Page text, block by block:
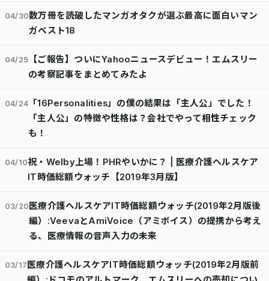
04/30数万冊を読破したマンガオタクが選ぶ最高に面白いマン
ガベスト18
04/25
【ご報告】ついにYahooニュースデビュー！エムスリー
の考察記事をまとめてみたよ
04/24 「16Personalities」の僕の結果は「主人公」でした！
「主人公」の特徴や性格は？会社でやって相性チェック
も！
04/10祝・Welby上場！PHRやいかに？ | 医療介護ヘルスケア
IT時価総額ウォッチ【2019年3月版】
03/20医療介護ヘルスケアIT時価総額ウォッチ(2019年2月版後
編）:VeevaとAmiVoice（アミボイス）の提携から考え
る、医療情報の音声入力の未来
03/17医療介護ヘルスケアIT時価総額ウォッチ(2019年2月版前